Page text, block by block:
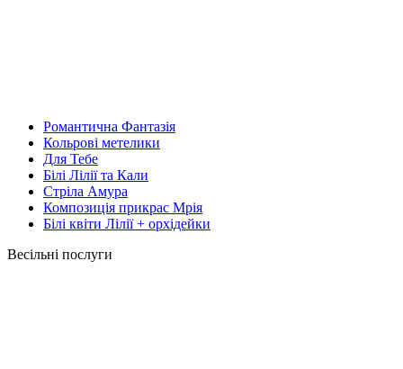
Романтична Фантазія
Кольрові метелики
Для Тебе
Білі Лілії та Кали
Стріла Амура
Композиція прикрас Мрія
Білі квіти Лілії + орхідейки
Весільні послуги